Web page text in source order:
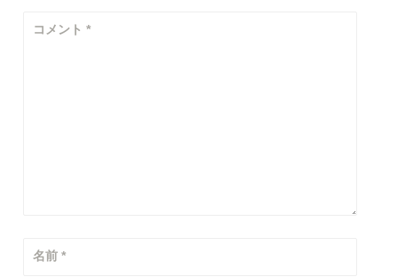
ン
コメント*
名前*